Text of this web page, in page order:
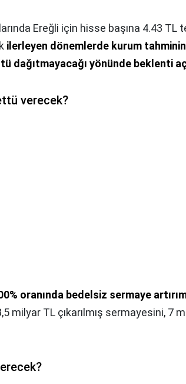
Ereğli için hisse başına 4.43 TL
ilerleyen dönemlerde kurum
dağıtmayacağı yönünde beklenti
verecek?
oranında bedelsiz sermaye
milyar TL çıkarılmış sermayesini, 7